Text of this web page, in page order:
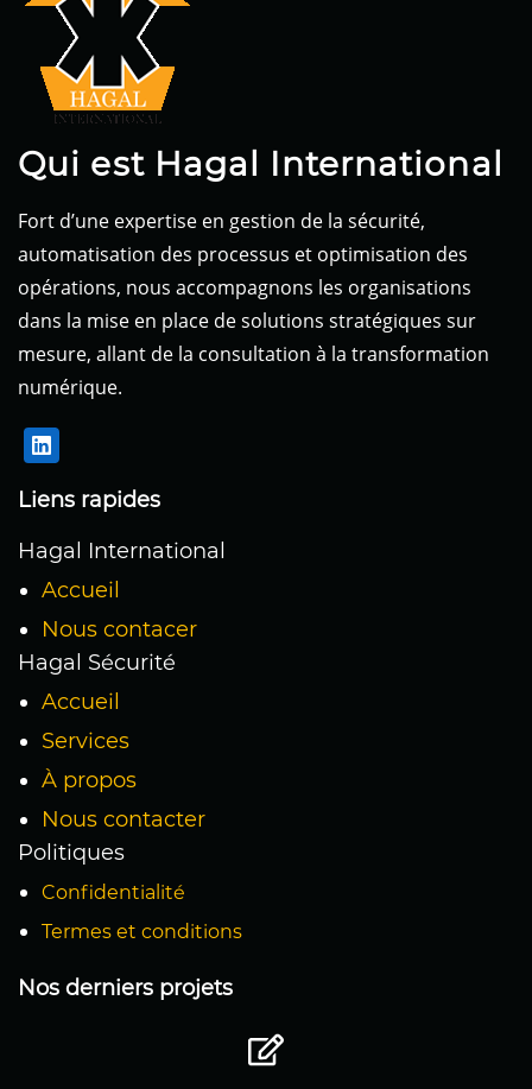
Qui est Hagal International
Fort d’une expertise en gestion de la sécurité,
automatisation des processus et optimisation des
opérations, nous accompagnons les organisations
dans la mise en place de solutions stratégiques sur
mesure, allant de la consultation à la transformation
numérique.
Liens rapides
Hagal International
Accueil
Nous contacer
Hagal Sécurité
Accueil
Services
À propos
Nous contacter
Politiques
Confidentialité
Termes et conditions
Nos derniers projets